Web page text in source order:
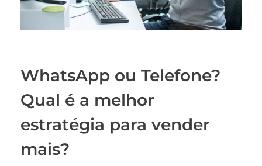
WhatsApp ou Telefone?
Qual é a melhor
estratégia para vender
mais?